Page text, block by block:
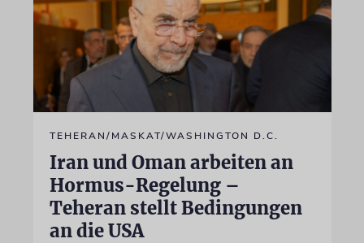
TEHERAN/MASKAT/WASHINGTON D.C.
Iran und Oman arbeiten an
Hormus-Regelung –
Teheran stellt Bedingungen
an die USA